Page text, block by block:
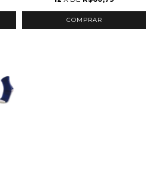
COMPRAR